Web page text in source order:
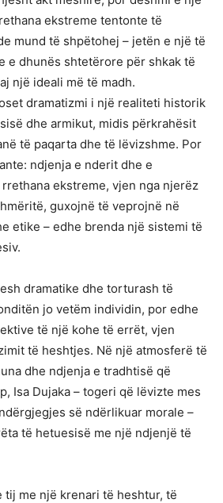
ekstreme tentonte të
mund të shpëtohej – jetën e një të
e dhunës shtetërore për shkak të
një ideali më të madh.
dramatizmi i një realiteti historik
dhe armikut, midis përkrahësit
të paqarta dhe të lëvizshme. Por
ndjenja e nderit dhe e
ekstreme, vjen nga njerëz
guxojnë të veprojnë në
etike – edhe brenda një sistemi të
dramatike dhe torturash të
jo vetëm individin, por edhe
të një kohe të errët, vjen
të heshtjes. Në një atmosferë të
dhe ndjenja e tradhtisë që
Isa Dujaka – togeri që lëvizte mes
së ndërlikuar morale –
të hetuesisë me një ndjenjë të
tij me një krenari të heshtur, të